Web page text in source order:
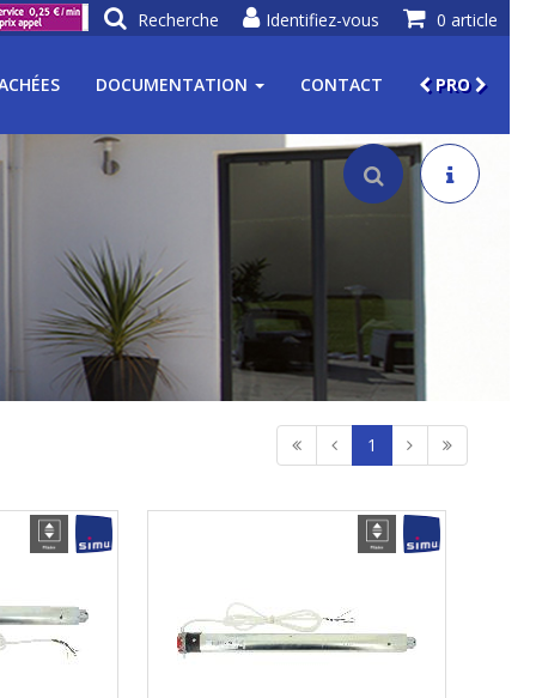
0 article
Identifiez-vous
Recherche
DOCUMENTATION CONTACT PRO
1